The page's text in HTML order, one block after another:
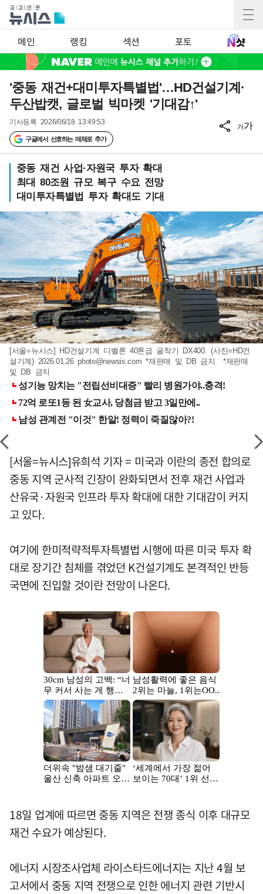
메인 랭킹 섹션 포토
'중동 재건+대미투자특별법'…HD건설기계·
두산밥캣, 글로벌 빅마켓 '기대감↑'
기사등록 2026/06/18 13:49:53
구글에서 선호하는 매체로 추가
가가
중동 재건 사업·자원국 투자 확대
최대 80조원 규모 복구 수요 전망
대미투자특별법 투자 확대도 기대
[서울=뉴시스] HD건설기계 디벨론 40톤급 굴착기 DX400. (사진=HD건
설기계) 2026.01.26photo@newsis.com *재판매 및 DB 금지 *재판매
및 DB 금지
[서울=뉴시스]유희석 기자 = 미국과 이란의 종전 합의로
중동 지역 군사적 긴장이 완화되면서 전후 재건 사업과
산유국·자원국 인프라 투자 확대에 대한 기대감이 커지
고 있다.
여기에 한미적략적투자특별법 시행에 따른 미국 투자 확
대로 장기간 침체를 겪었던 K건설기계도 본격적인 반등
국면에 진입할 것이란 전망이 나온다.
18일 업계에 따르면 중동 지역은 전쟁 종식 이후 대규모
재건 수요가 예상된다.
에너지 시장조사업체 라이스타드에너지는 지난 4월 보
고서에서 중동 지역 전쟁으로 인한 에너지 관련 기반시